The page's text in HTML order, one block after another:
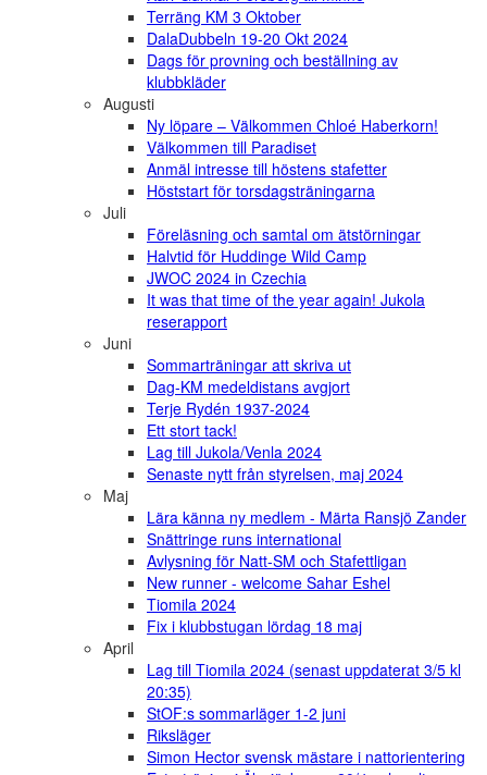
Terräng KM 3 Oktober
DalaDubbeln 19-20 Okt 2024
Dags för provning och beställning av
klubbkläder
Augusti
Ny löpare – Välkommen Chloé Haberkorn!
Välkommen till Paradiset
Anmäl intresse till höstens stafetter
Höststart för torsdagsträningarna
Juli
Föreläsning och samtal om ätstörningar
Halvtid för Huddinge Wild Camp
JWOC 2024 in Czechia
It was that time of the year again! Jukola
reserapport
Juni
Sommarträningar att skriva ut
Dag-KM medeldistans avgjort
Terje Rydén 1937-2024
Ett stort tack!
Lag till Jukola/Venla 2024
Senaste nytt från styrelsen, maj 2024
Maj
Lära känna ny medlem - Märta Ransjö Zander
Snättringe runs international
Avlysning för Natt-SM och Stafettligan
New runner - welcome Sahar Eshel
Tiomila 2024
Fix i klubbstugan lördag 18 maj
April
Lag till Tiomila 2024 (senast uppdaterat 3/5 kl
20:35)
StOF:s sommarläger 1-2 juni
Riksläger
Simon Hector svensk mästare i nattorientering